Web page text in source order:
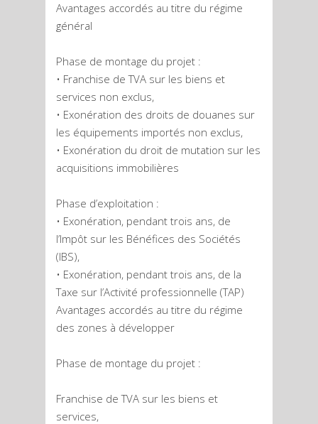
Avantages accordés au titre du régime
général
Phase de montage du projet :
• Franchise de TVA sur les biens et
services non exclus,
• Exonération des droits de douanes sur
les équipements importés non exclus,
• Exonération du droit de mutation sur les
acquisitions immobilières
Phase d’exploitation :
• Exonération, pendant trois ans, de
l’Impôt sur les Bénéfices des Sociétés
(IBS),
• Exonération, pendant trois ans, de la
Taxe sur l’Activité professionnelle (TAP)
Avantages accordés au titre du régime
des zones à développer
Phase de montage du projet :
Franchise de TVA sur les biens et
services,